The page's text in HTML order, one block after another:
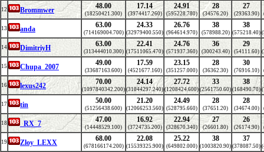
12 Brommwer 48.00
(18250421.300)
17.14
(3974417.260)
24.91
(595228.780)
28
(34576.20)
27
(29363.90)
13 anda 63.00
(714169004.700)
24.33
(32979400.550)
26.76
(964614.970)
38
(578988.20)
38
(575218.40)
14 DimitriyH 63.00
(313444010.300)
22.41
(17511065.470)
24.76
(571937.360)
36
(300243.40)
29
(54111.60)
15 Chupa_2007 49.00
(33687163.600)
17.59
(4521677.160)
23.15
(351257.000)
28
(36362.30)
30
(76916.10)
16 lexus242 70.00
(1097840342.200)
24.14
(31044297.240)
27.72
(1208424.600)
33
(2561750.60)
38
(168490.70)
17 tin 50.00
(51256438.600)
21.20
(12066253.560)
24.49
(528795.660)
28
(37651.20)
28
(34674.00)
18 _RX_7 47.00
(14448529.100)
16.92
(3724735.200)
22.94
(328670.340)
27
(26601.80)
26
(26174.90)
19 Zloy_LEXX 68.00
(678166174.200)
22.08
(15539325.900)
25.22
(649802.000)
38
(1003820.90)
37
(378087.50)